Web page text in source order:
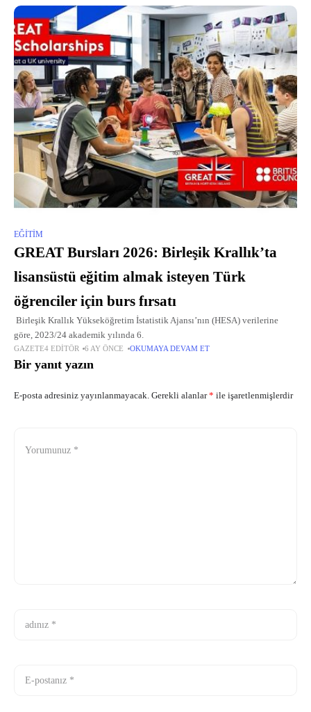
EĞITIM
GREAT Bursları 2026: Birleşik Krallık’ta
lisansüstü eğitim almak isteyen Türk
öğrenciler için burs fırsatı
Birleşik Krallık Yükseköğretim İstatistik Ajansı’nın (HESA) verilerine
göre, 2023/24 akademik yılında 6.
GAZETE4 EDITÖR 6 AY ÖNCE OKUMAYA DEVAM ET
Bir yanıt yazın
E-posta adresiniz yayınlanmayacak. Gerekli alanlar* ile işaretlenmişlerdir